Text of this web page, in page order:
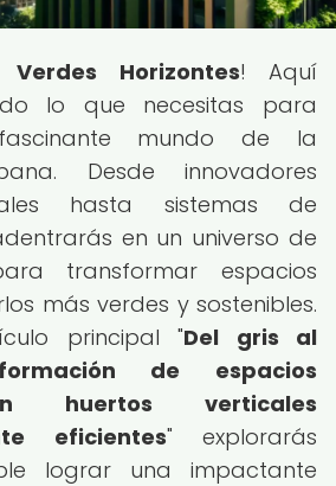
Verdes Horizontes! Aquí
lo que necesitas para
mundo de la
Desde innovadores
hasta sistemas de
en un universo de
transformar espacios
más verdes y sostenibles.
principal "Del gris al
de espacios
huertos verticales
eficientes" explorarás
lograr una impactante